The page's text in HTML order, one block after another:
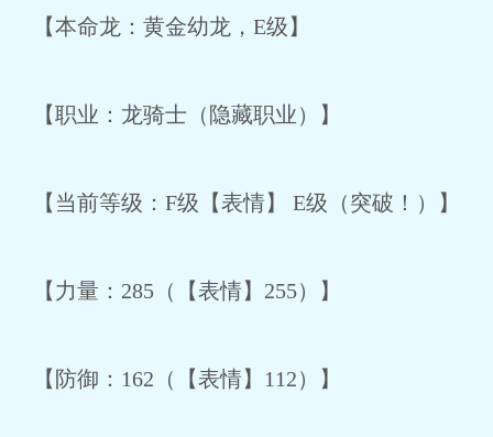
【本命龙：黄金幼龙，E级】
【职业：龙骑士（隐藏职业）】
【当前等级：F级【表情】 E级（突破！）】
【力量：285（【表情】255）】
【防御：162（【表情】112）】